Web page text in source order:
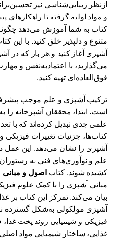
ازنظر زیبایی‌شناسی نیز
و مواد اولیه گرفته تا راهکارهای
کتاب به شما آموزش می‌دهد
متنوع و دلپذیر خلق کنید. با این
آشپزی آغاز کنید و هر بار که در
می‌گذارید، با اعتمادبه‌نفس و
فوق‌العاده‌ای تهیه کنید.
ترکیب آشپزی و علم موجب
است. ابتدا، محققان آشپزخانه را
علمی جدی تبدیل کرده‌اند که با
کتاب‌ها، جزئیات تغییرات فیزیکی
آشپزی را نشان می‌دهد. این
علم و نوآوری‌های فنی به
کشیده شوند. کتاب اصول و
مبانی آشپزی را با کمک علوم
بیان می‌کند. تمرکز این کتاب بر
آشپزی مولکولی به‌شکل گسترده
فیزیکی و شیمیایی روند پخت غذا،
غذایی، ساختار شیمیایی مواد اصلی